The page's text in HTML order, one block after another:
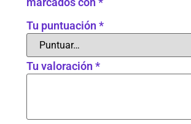
Tu puntuación*
Tu valoración*